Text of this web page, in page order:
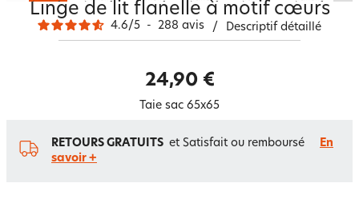
Linge de lit flanelle à motif cœurs
4.6/5 - 288 avis / Descriptif détaillé
24,90 €
Taie sac 65x65
RETOURS GRATUITS et Satisfait ou remboursé
En
savoir +